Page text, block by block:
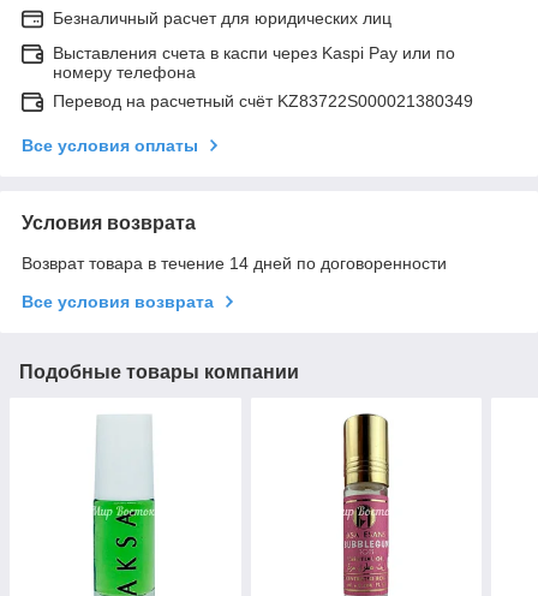
Безналичный расчет для юридических лиц
Выставления счета в каспи через Kaspi Pay или по
номеру телефона
Перевод на расчетный счёт KZ83722S000021380349
Все условия оплаты
Условия возврата
Возврат товара в течение 14 дней по договоренности
Все условия возврата
Подобные товары компании